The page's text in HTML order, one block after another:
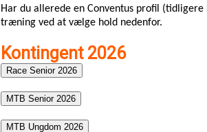
Har du allerede en Conventus profil
træning ved at vælge hold nedenfor.
Kontingent 2026